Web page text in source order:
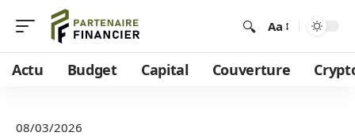
Aa
Actu Budget Capital Couverture
08/03/2026